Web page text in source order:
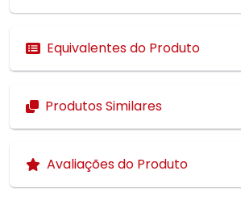
Equivalentes do Produto
Produtos Similares
Avaliações do Produto